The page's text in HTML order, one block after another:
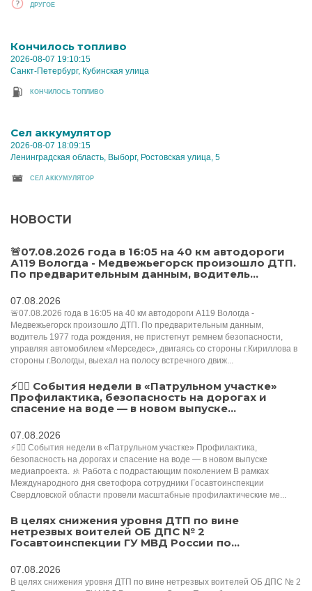
ДРУГОЕ
Кончилось топливо
2026-08-07 19:10:15
Санкт-Петербург, Кубинская улица
КОНЧИЛОСЬ ТОПЛИВО
Cел аккумулятор
2026-08-07 18:09:15
Ленинградская область, Выборг, Ростовская улица, 5
CЕЛ АККУМУЛЯТОР
НОВОСТИ
🚨07.08.2026 года в 16:05 на 40 км автодороги
А119 Вологда - Медвежьегорск произошло ДТП.
По предварительным данным, водитель...
07.08.2026
🚨07.08.2026 года в 16:05 на 40 км автодороги А119 Вологда -
Медвежьегорск произошло ДТП. По предварительным данным,
водитель 1977 года рождения, не пристегнут ремнем безопасности,
управляя автомобилем «Мерседес», двигаясь со стороны г.Кириллова в
стороны г.Вологды, выехал на полосу встречного движ...
⚡️👮‍♂️ События недели в «Патрульном участке»
Профилактика, безопасность на дорогах и
спасение на воде — в новом выпуске...
07.08.2026
⚡️👮‍♂️ События недели в «Патрульном участке» Профилактика,
безопасность на дорогах и спасение на воде — в новом выпуске
медиапроекта. 🚸 Работа с подрастающим поколением В рамках
Международного дня светофора сотрудники Госавтоинспекции
Свердловской области провели масштабные профилактические ме...
В целях снижения уровня ДТП по вине
нетрезвых воителей ОБ ДПС № 2
Госавтоинспекции ГУ МВД России по...
07.08.2026
В целях снижения уровня ДТП по вине нетрезвых воителей ОБ ДПС № 2